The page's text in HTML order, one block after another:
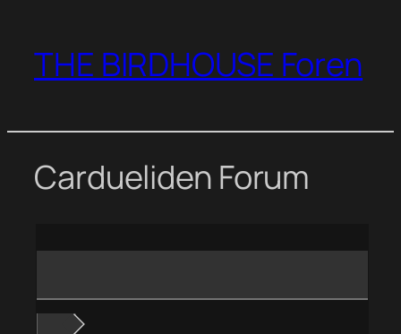
springen
THE BIRDHOUSE Foren
Cardueliden Forum